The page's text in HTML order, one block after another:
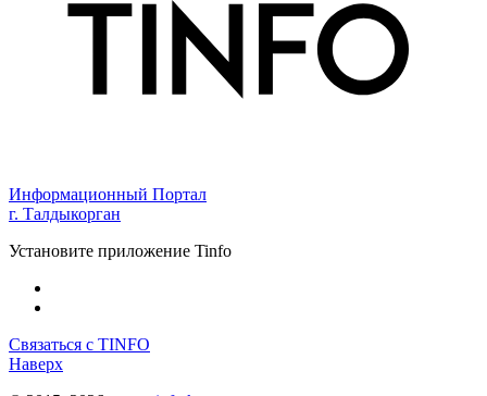
Информационный Портал
г. Талдыкорган
Установите приложение Tinfo
Связаться с TINFO
Наверх